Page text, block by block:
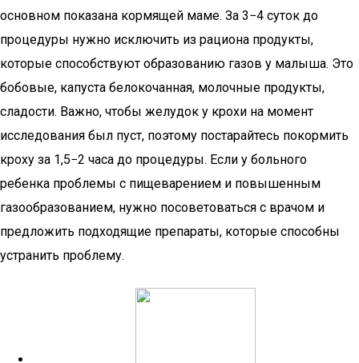
основном показана кормящей маме. За 3−4 суток до
процедуры нужно исключить из рациона продукты,
которые способствуют образованию газов у малыша. Это
бобовые, капуста белокочанная, молочные продукты,
сладости. Важно, чтобы желудок у крохи на момент
исследования был пуст, поэтому постарайтесь покормить
кроху за 1,5−2 часа до процедуры. Если у больного
ребенка проблемы с пищеварением и повышенным
газообразованием, нужно посоветоваться с врачом и
предложить подходящие препараты, которые способны
устранить проблему.